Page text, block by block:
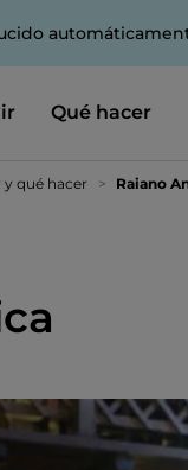
Qué hacer
qué hacer Raiano